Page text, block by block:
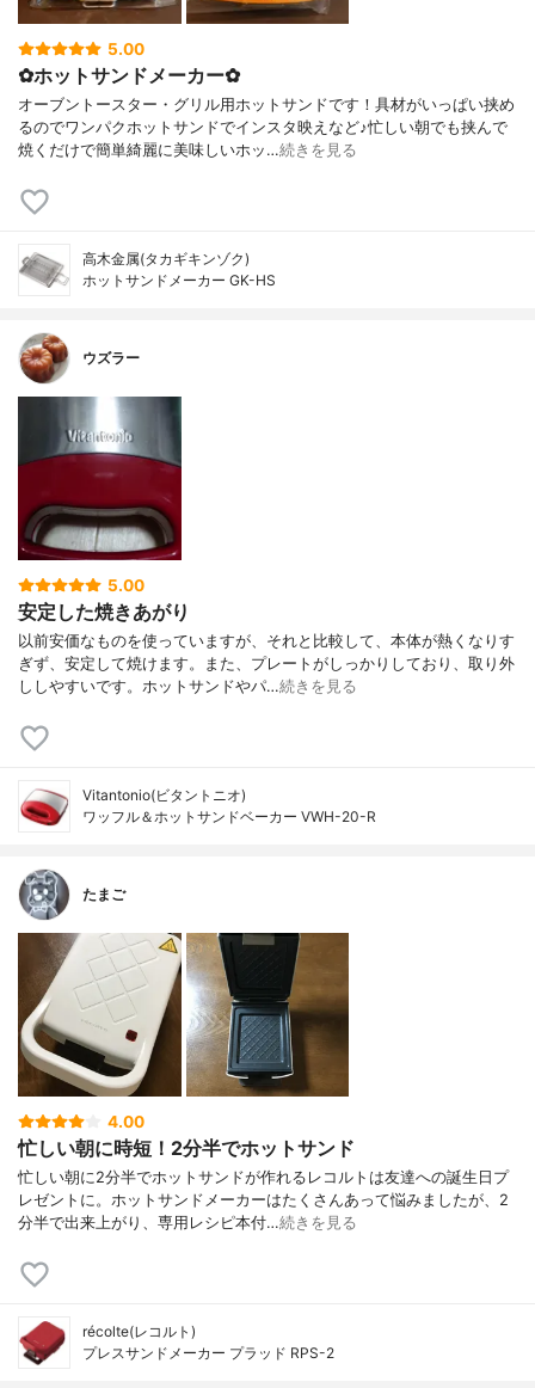
5.00
✿ホットサンドメーカー✿
オーブントースター・グリル用ホットサンドです！具材がいっぱい挟め
るのでワンパクホットサンドでインスタ映えなど♪忙しい朝でも挟んで
焼くだけで簡単綺麗に美味しいホッ…続きを見る
高木金属(タカギキンゾク)
ホットサンドメーカー GK-HS
ウズラー
5.00
安定した焼きあがり
以前安価なものを使っていますが、それと比較して、本体が熱くなりす
ぎず、安定して焼けます。また、プレートがしっかりしており、取り外
ししやすいです。ホットサンドやパ…続きを見る
Vitantonio(ビタントニオ)
ワッフル＆ホットサンドベーカー VWH-20-R
たまご
4.00
忙しい朝に時短！2分半でホットサンド
忙しい朝に2分半でホットサンドが作れるレコルトは友達への誕生日プ
レゼントに。ホットサンドメーカーはたくさんあって悩みましたが、2
分半で出来上がり、専用レシピ本付…続きを見る
récolte(レコルト)
プレスサンドメーカー プラッド RPS-2